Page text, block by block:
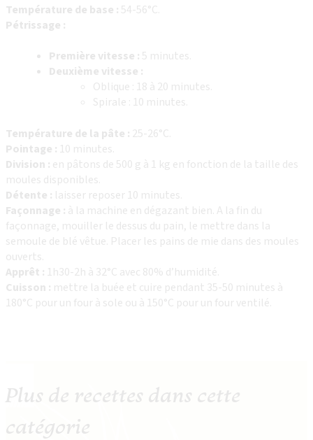
Température de base : 54-56°C.
Pétrissage :
Première vitesse : 5 minutes.
Deuxième vitesse :
Oblique : 18 à 20 minutes.
Spirale : 10 minutes.
Température de la pâte : 25-26°C.
Pointage : 10 minutes.
Division : en pâtons de 500 g à 1 kg en fonction de la taille des
moules disponibles.
Détente : laisser reposer 10 minutes.
Façonnage : à la machine en dégazant bien. A la fin du
façonnage, mouiller le dessus du pain, le mettre dans la
semoule de blé vêtue. Placer les pains de mie dans des moules
ouverts.
Apprêt : 1h30-2h à 32°C avec 80% d’humidité.
Cuisson : mettre la buée et cuire pendant 35-50 minutes à
180°C pour un four à sole ou à 150°C pour un four ventilé.
Plus de recettes dans cette
catégorie